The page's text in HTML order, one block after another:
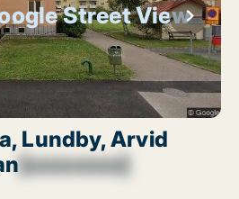
Street View
Lundby, Arvid
[xxxxxxxx]